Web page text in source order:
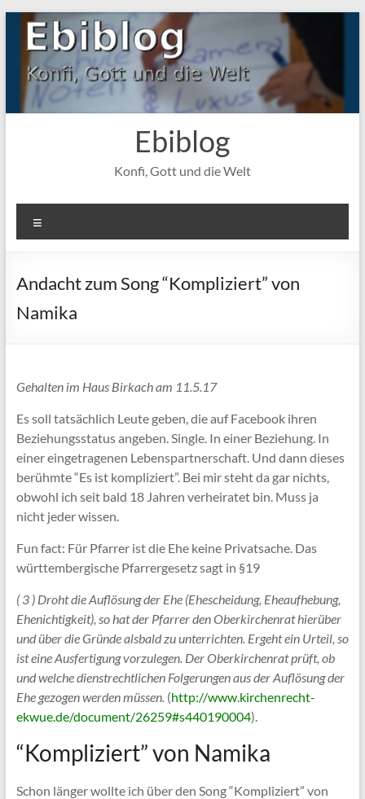
Zum
Inhalt
springen
Ebiblog
Konfi, Gott und die Welt
Andacht zum Song “Kompliziert” von
Namika
Gehalten im Haus Birkach am 11.5.17
Es soll tatsächlich Leute geben, die auf Facebook ihren
Beziehungsstatus angeben. Single. In einer Beziehung. In
einer eingetragenen Lebenspartnerschaft. Und dann dieses
berühmte “Es ist kompliziert”. Bei mir steht da gar nichts,
obwohl ich seit bald 18 Jahren verheiratet bin. Muss ja
nicht jeder wissen.
Fun fact: Für Pfarrer ist die Ehe keine Privatsache. Das
württembergische Pfarrergesetz sagt in §19
( 3 ) Droht die Auflösung der Ehe (Ehescheidung, Eheaufhebung,
Ehenichtigkeit), so hat der Pfarrer den Oberkirchenrat hierüber
und über die Gründe alsbald zu unterrichten. Ergeht ein Urteil, so
ist eine Ausfertigung vorzulegen. Der Oberkirchenrat prüft, ob
und welche dienstrechtlichen Folgerungen aus der Auflösung der
Ehe gezogen werden müssen.(http://www.kirchenrecht-
ekwue.de/document/26259#s440190004).
“Kompliziert” von Namika
Schon länger wollte ich über den Song “Kompliziert” von